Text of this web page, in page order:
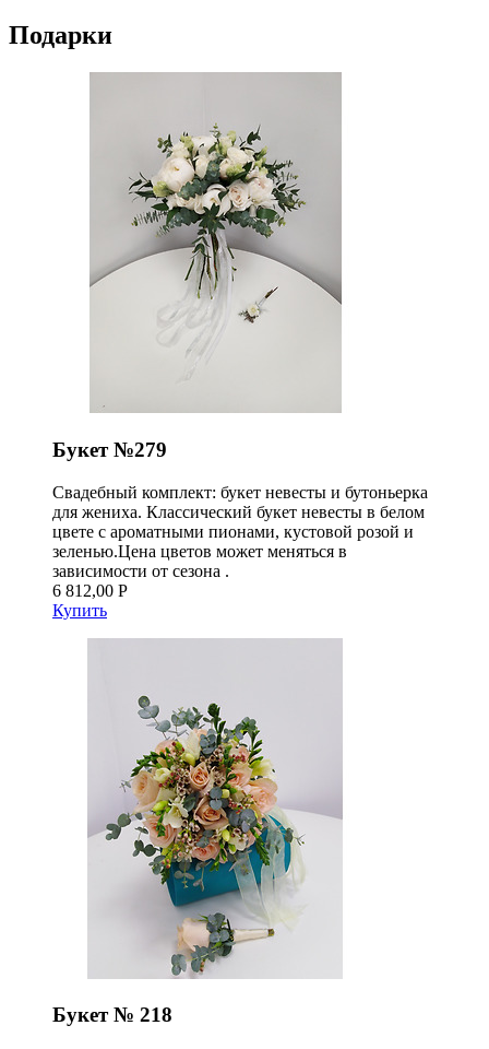
Подарки
Букет №279
Свадебный комплект: букет невесты и бутоньерка
для жениха. Классический букет невесты в белом
цвете с ароматными пионами, кустовой розой и
зеленью.Цена цветов может меняться в
зависимости от сезона .
6 812,00 Р
Купить
Букет № 218